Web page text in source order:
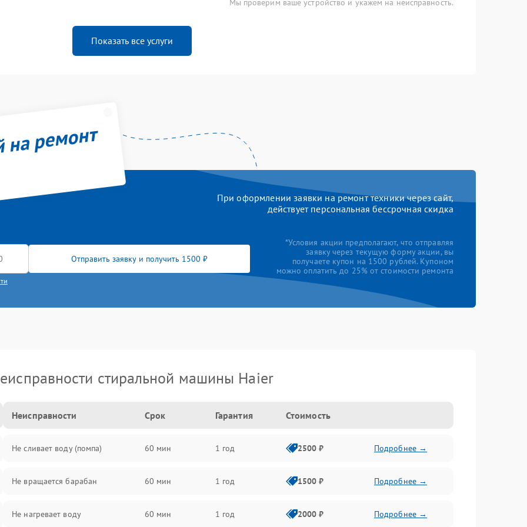
Мы проверим ваше устройство и укажем на неисправность.
Показать все услуги
ремонт
При оформлении заявки на ремонт техники через сайт,
действует персональная бессрочная скидка
Отправить заявку и получить 1500 ₽
*Условия акции предполагают, что отправляя
заявку через текущую форму акции, вы
получаете купон на 1500 рублей. Купоном
можно оплатить до 25% от стоимости ремонта
стиральной машины Haier
Неисправности Срок Гарантия Стоимость
Не сливает воду (помпа) 60 мин 1 год 2500 ₽ Подробнее →
Не вращается барабан 60 мин 1 год 1500 ₽ Подробнее →
Не нагревает воду 60 мин 1 год 2000 ₽ Подробнее →